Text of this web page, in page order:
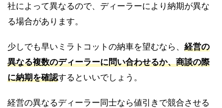
社によって異なるので、ディーラーにより納期が異な
る場合があります。
少しでも早いミラトコットの納車を望むなら、 経営の
異なる複数のディーラーに問い合わせるか、商談の際
に納期を確認するといいでしょう。
経営の異なるディーラー同士なら値引きで競合させる